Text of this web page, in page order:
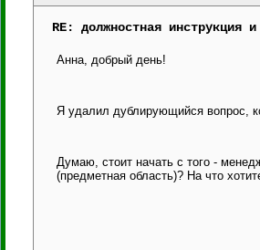
RE: должностная инструкция
Анна, добрый день!
Я удалил дублирующийся вопрос,
Думаю, стоит начать с того -
(предметная область)? На что